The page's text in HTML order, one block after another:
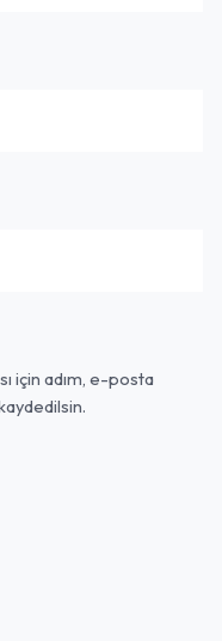
için adım, e-posta